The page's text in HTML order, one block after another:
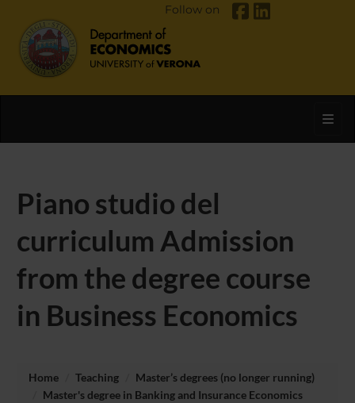
Follow on
Piano studio del
curriculum Admission
from the degree course
in Business Economics
Home Teaching
Master’s degrees (no longer running)
Master's degree in Banking and Insurance Economics